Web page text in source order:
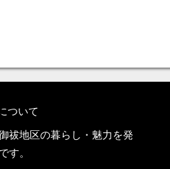
ついて
祓地区の暮らし・魅力を発
す。